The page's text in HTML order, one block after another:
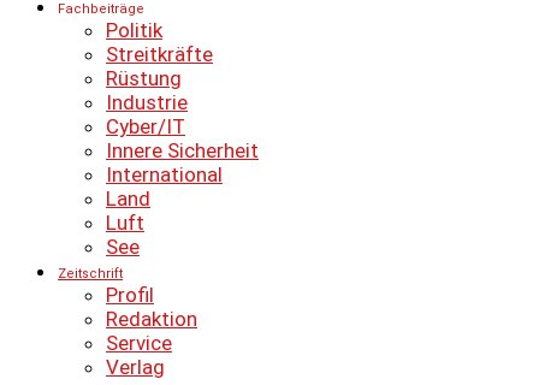
Fachbeiträge
Politik
Streitkräfte
Rüstung
Industrie
Cyber/IT
Innere Sicherheit
International
Land
Luft
See
Zeitschrift
Profil
Redaktion
Service
Verlag